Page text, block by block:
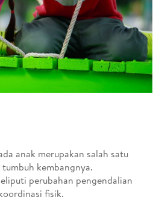
anak merupakan salah satu
kembangnya.
perubahan pengendalian
fisik.